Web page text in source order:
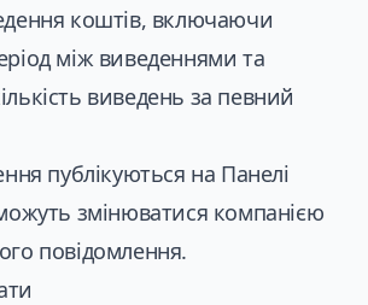
коштів, включаючи
між виведеннями та
виведень за певний
публікуються на Панелі
змінюватися компанією
повідомлення.